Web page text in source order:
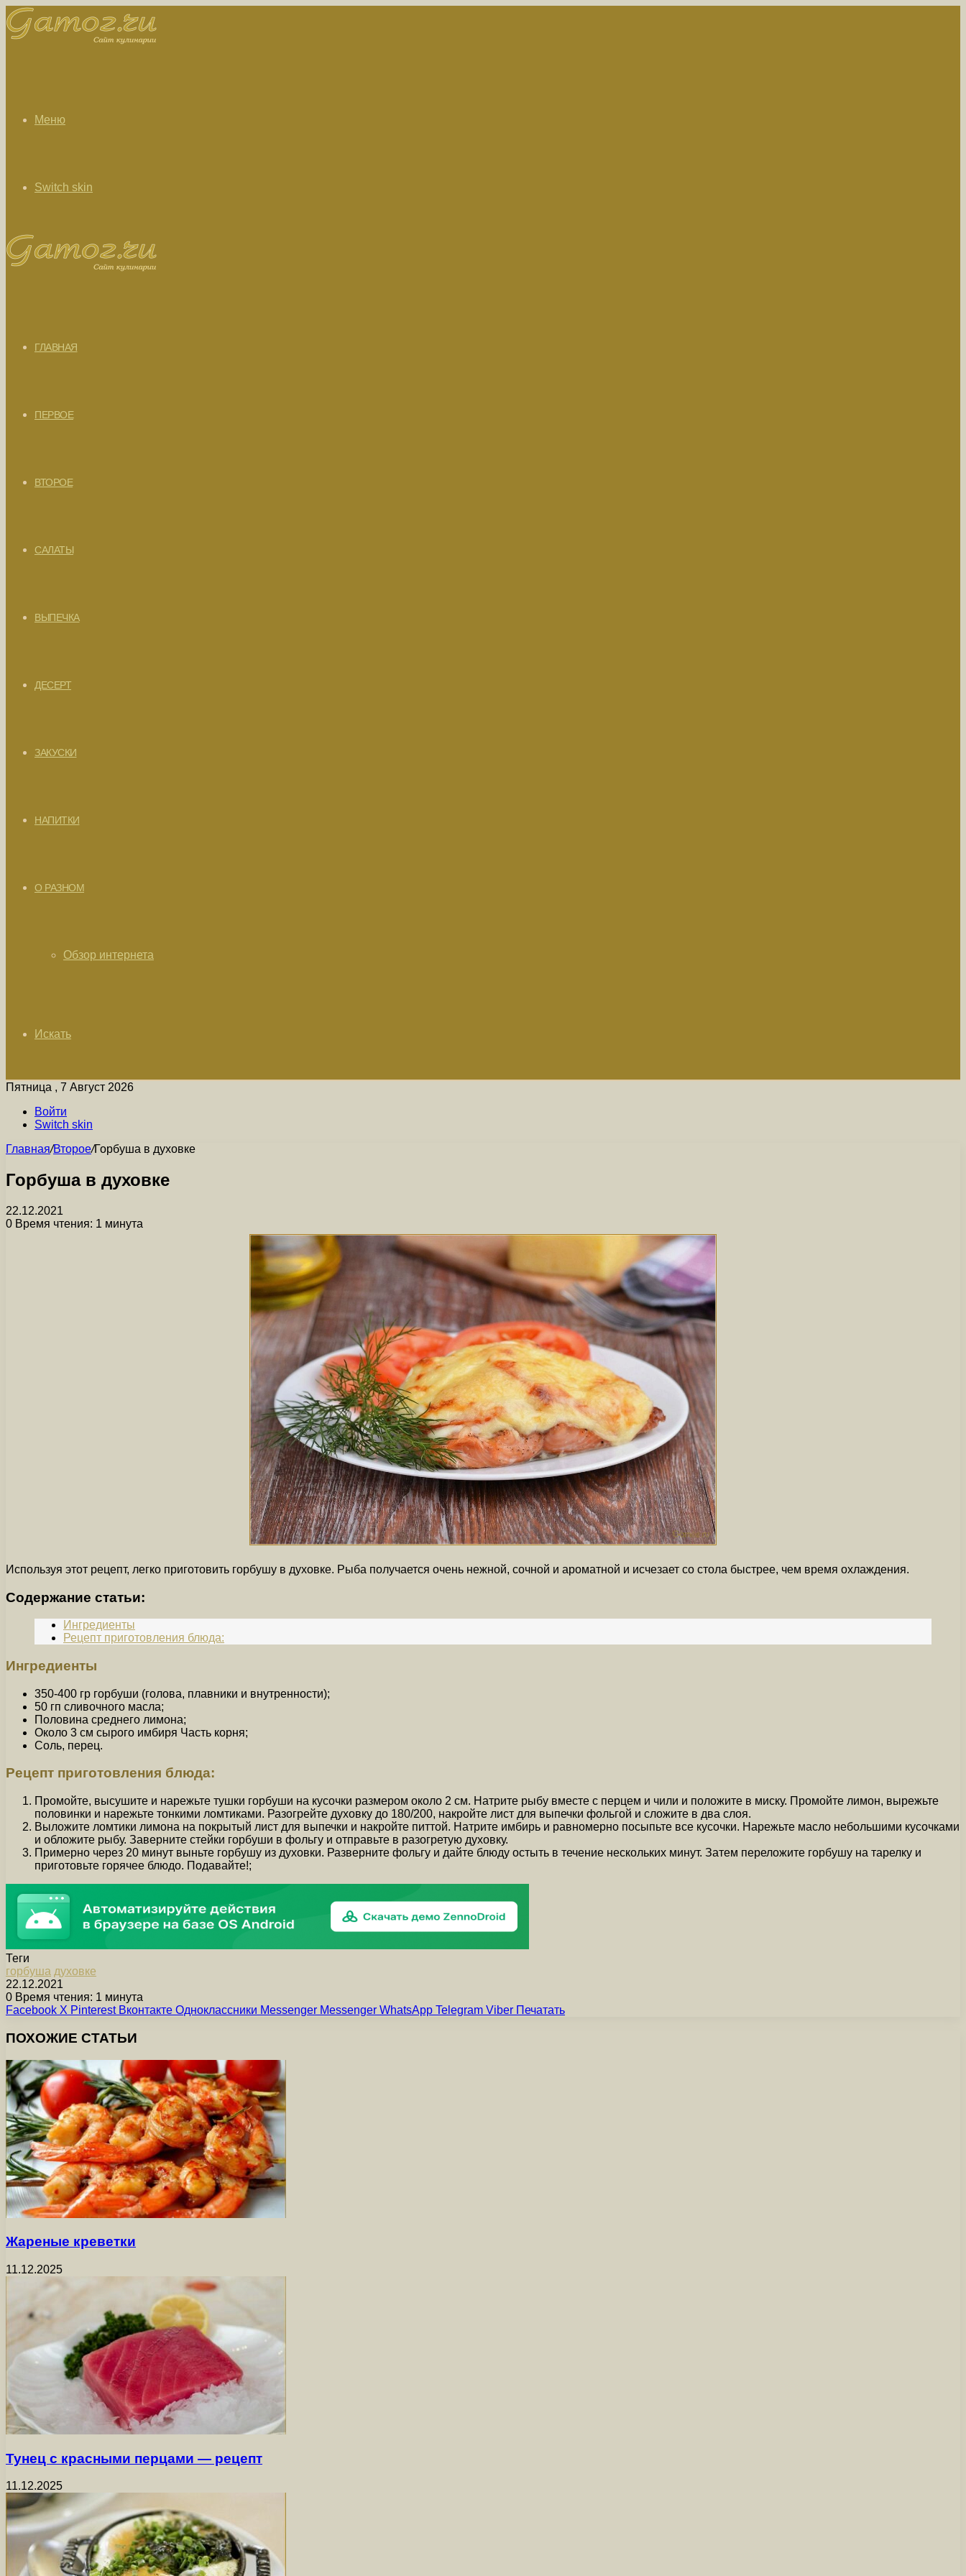
Меню
Switch skin
ГЛАВНАЯ
ПЕРВОЕ
ВТОРОЕ
САЛАТЫ
ВЫПЕЧКА
ДЕСЕРТ
ЗАКУСКИ
НАПИТКИ
О РАЗНОМ
Обзор интернета
Искать
Пятница , 7 Август 2026
Войти
Switch skin
Главная/Второе/Горбуша в духовке
Горбуша в духовке
22.12.2021
0 Время чтения: 1 минута
Используя этот рецепт, легко приготовить горбушу в духовке. Рыба получается очень нежной, сочной и ароматной и исчезает со стола быстрее, чем время охлаждения.
Содержание статьи:
Ингредиенты
Рецепт приготовления блюда:
Ингредиенты
350-400 гр горбуши (голова, плавники и внутренности);
50 гп сливочного масла;
Половина среднего лимона;
Около 3 см сырого имбиря Часть корня;
Соль, перец.
Рецепт приготовления блюда:
Промойте, высушите и нарежьте тушки горбуши на кусочки размером около 2 см. Натрите рыбу вместе с перцем и чили и положите в миску. Промойте лимон, вырежьте
половинки и нарежьте тонкими ломтиками. Разогрейте духовку до 180/200, накройте лист для выпечки фольгой и сложите в два слоя.
Выложите ломтики лимона на покрытый лист для выпечки и накройте питтой. Натрите имбирь и равномерно посыпьте все кусочки. Нарежьте масло небольшими кусочками
и обложите рыбу. Заверните стейки горбуши в фольгу и отправьте в разогретую духовку.
Примерно через 20 минут выньте горбушу из духовки. Разверните фольгу и дайте блюду остыть в течение нескольких минут. Затем переложите горбушу на тарелку и
приготовьте горячее блюдо. Подавайте!;
Теги
горбуша духовке
22.12.2021
0 Время чтения: 1 минута
Facebook X Pinterest Вконтакте Одноклассники Messenger Messenger WhatsApp Telegram Viber Печатать
ПОХОЖИЕ СТАТЬИ
Жареные креветки
11.12.2025
Тунец с красными перцами — рецепт
11.12.2025